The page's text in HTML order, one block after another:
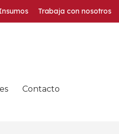
Trabaja con nosotros
Contacto